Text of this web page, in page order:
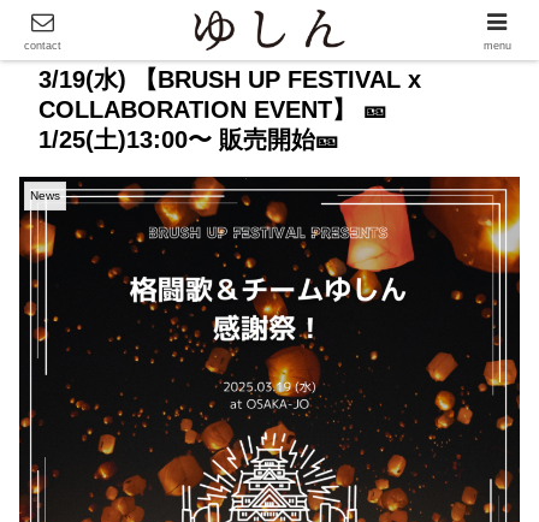
3/19(水) 【BRUSH UP FESTIVAL x
COLLABORATION EVENT】 🎫
1/25(土)13:00〜 販売開始🎫
News
contact menu